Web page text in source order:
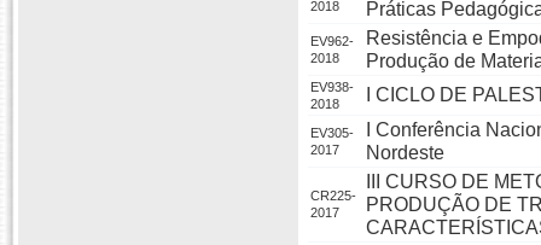
2018 Práticas
EV962-
2018
Resistência e
Produção de
EV938-
2018
I CICLO DE
EV305-
2017
I Conferência
Nordeste
CR225-
2017
III CURSO DE
PRODUÇÃO DE